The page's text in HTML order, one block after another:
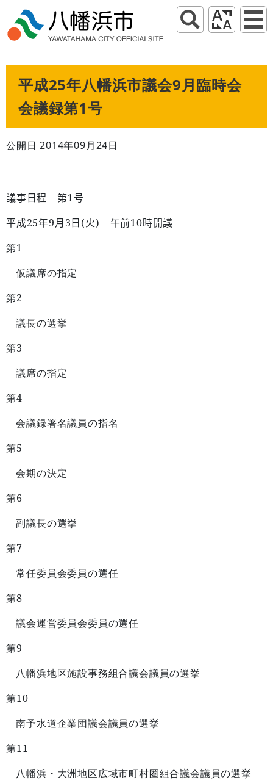
平成25年八幡浜市議会9月臨時会
会議録第1号
公開日 2014年09月24日
議事日程 第1号
平成25年9 月 3 日 (火) 午前10時開議
第1
仮議席の指定
第2
議長の選挙
第3
議席の指定
第4
会議録署名議員の指名
第5
会期の決定
第6
副議長の選挙
第7
常任委員会委員の選任
第8
議会運営委員会委員の選任
第9
八幡浜地区施設事務組合議会議員の選挙
第10
南予水道企業団議会議員の選挙
第11
八幡浜・大洲地区広域市町村圏組合議会議員の選挙